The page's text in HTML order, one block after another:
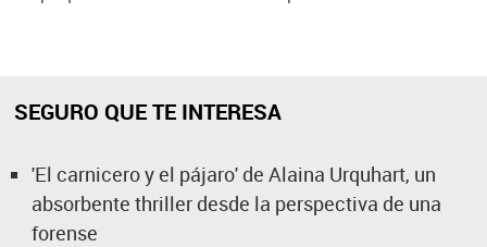
SEGURO QUE TE INTERESA
'El carnicero y el pájaro' de Alaina Urquhart, un
absorbente thriller desde la perspectiva de una
forense